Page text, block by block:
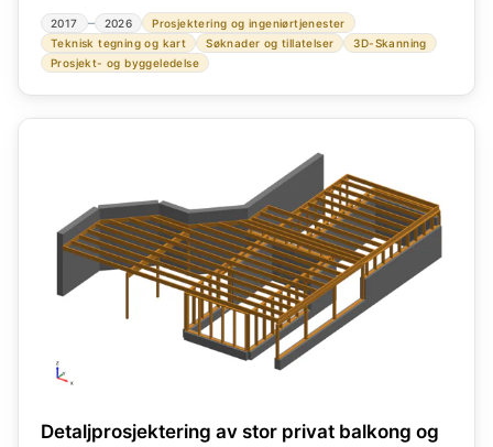
Regionalnett. Meget omfattende prosjekt over
mange år med utredninger og offentlige prosesser.
2017 – 2026
Prosjektering og ingeniørtjenester
Teknisk tegning og kart
Søknader og tillatelser
3D-Skanning
Prosjekt- og byggeledelse
Detaljprosjektering av stor privat balkong og